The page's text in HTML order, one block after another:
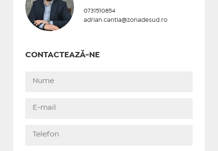
0731510854
adrian.cantia@zonadesud.ro
CONTACTEAZĂ-NE